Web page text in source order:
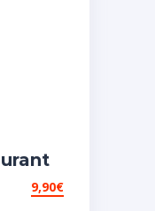
9,90€